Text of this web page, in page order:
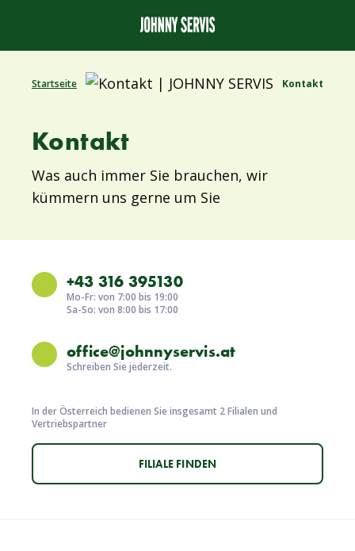
Startseite Kontakt
Kontakt
Was auch immer Sie brauchen, wir
kümmern uns gerne um Sie
+43 316 395130
Mo-Fr: von 7:00 bis 19:00
Sa-So: von 8:00 bis 17:00
office@johnnyservis.at
Schreiben Sie jederzeit.
In der Österreich bedienen Sie insgesamt 2 Filialen und
Vertriebspartner
FILIALE FINDEN